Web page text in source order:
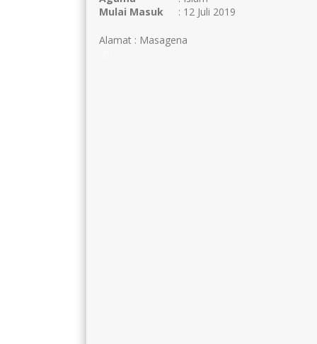
Mulai Masuk
: 12 Juli 2019
Alamat : Masagena